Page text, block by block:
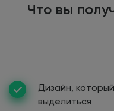
Что вы
Дизайн,
выделиться